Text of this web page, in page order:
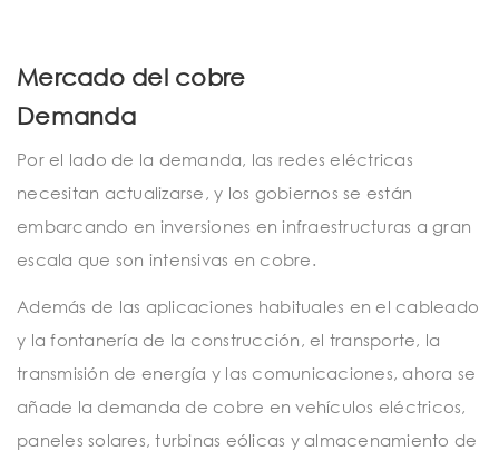
Mercado del cobre
Demanda
Por el lado de la demanda, las redes eléctricas
necesitan actualizarse, y los gobiernos se están
embarcando en inversiones en infraestructuras a gran
escala que son intensivas en cobre.
Además de las aplicaciones habituales en el cableado
y la fontanería de la construcción, el transporte, la
transmisión de energía y las comunicaciones, ahora se
añade la demanda de cobre en vehículos eléctricos,
paneles solares, turbinas eólicas y almacenamiento de